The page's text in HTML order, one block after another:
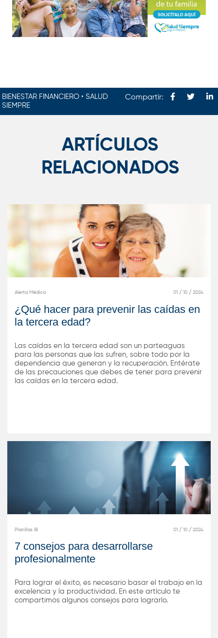
BIENESTAR FINANCIERO • SALUD
SIEMPRE
Compartir:
ARTÍCULOS
RELACIONADOS
Alerta Médica 01 / 10 / 2024
¿Qué hacer para prevenir las caídas en
la tercera edad?
Las caídas en la tercera edad son un parteaguas
para las personas que las sufren, sobre todo por la
dependencia que generan y la recuperación. Entérate
de las precauciones que debes de tener para prevenir
las caídas en la tercera edad.
Planillas Bi 01 / 10 / 2024
7 consejos para desarrollarse
profesionalmente
Para lograr el éxito, es necesario basar el trabajo en la
excelencia y la productividad. En este artículo te
compartimos algunos consejos para lograrlo.